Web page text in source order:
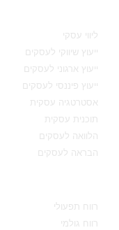
ליווי עסקי
ייעוץ שיווקי לעסקים
ייעוץ ארגוני לעסקים
ייעוץ פיננסי לעסקים
אסטרטגיה עסקית
תוכנית עסקית
הלוואה לעסקים
הבראה לעסקים
רווח תפעולי
רווח גולמי